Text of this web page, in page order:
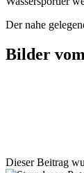
Der nahe
Bilder
Dieser Beitrag